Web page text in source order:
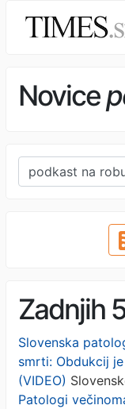
Novice
Zadnjih
Slovenska
smrti: Obdukcij
(VIDEO)
Patologi